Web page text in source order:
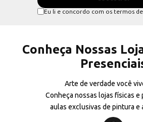
Eu li e concordo com os termos
Conheça Nossas
Arte de verdade você
Conheça nossas lojas físicas e
aulas exclusivas de pintura e